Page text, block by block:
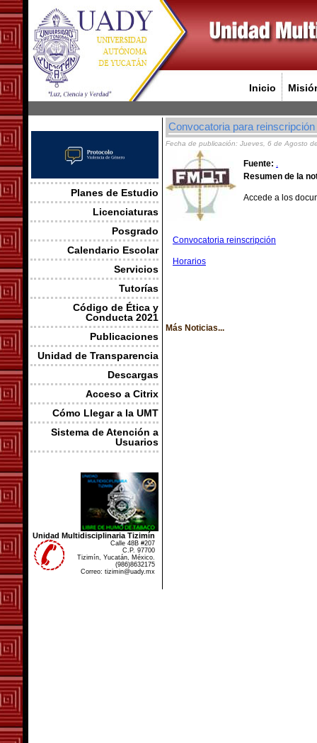
Inicio
Planes de Estudio
Licenciaturas
Posgrado
Calendario Escolar
Servicios
Tutorías
Código de Ética y
Conducta 2021
Publicaciones
Unidad de Transparencia
Descargas
Acceso a Citrix
Cómo Llegar a la UMT
Sistema de Atención a
Usuarios
Unidad Multidisciplinaria Tizimín
Calle 48B #207
C.P. 97700
Tizimín, Yucatán, México.
(986)8632175
Correo: tizimin@uady.mx
Convocatoria para
Fecha de publicación: Jueves, 6 de Agosto
Fuente: .
Resumen de la
Accede a los
Convocatoria reinscripción
Horarios
Más Noticias...